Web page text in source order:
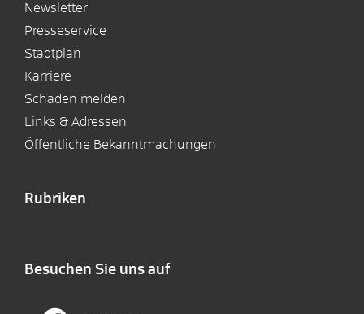
Newsletter
Presseservice
Stadtplan
Karriere
Schaden melden
Links & Adressen
Öffentliche Bekanntmachungen
Rubriken
Besuchen Sie uns auf